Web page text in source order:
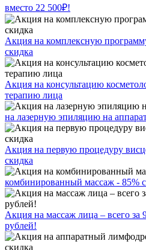
вместо 22 500₽!
Акция на комплексную
скидка
Акция на консультацию
терапию лица
на лазерную эпиляцию на
Акция на первую процедуру
скидка
комбинированный массаж - 85%
Акция на массаж лица – всего за
рублей!